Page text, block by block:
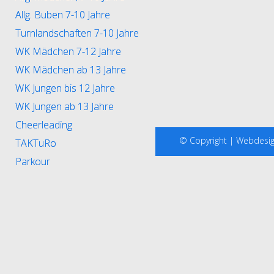
Allg. Buben 7-10 Jahre
Turnlandschaften 7-10 Jahre
WK Mädchen 7-12 Jahre
WK Mädchen ab 13 Jahre
WK Jungen bis 12 Jahre
WK Jungen ab 13 Jahre
Cheerleading
TAKTuRo
Parkour
© Copyright |